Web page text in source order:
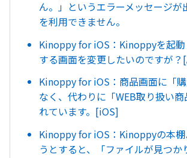
ん。」というエラーメッセージ
を利用できません。
Kinoppy for iOS：Kinoppyを起動
する画面を変更したいのですが
Kinoppy for iOS：商品画面に「
なく、代わりに「WEB取り扱い
れています。[iOS]
Kinoppy for iOS：Kinoppyの本棚
うとすると、「ファイルが見つか